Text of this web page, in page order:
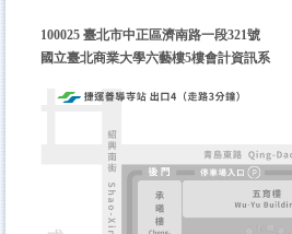
100025 臺北市中正區濟南路一段321號
國立臺北商業大學六藝樓5樓會計資訊系